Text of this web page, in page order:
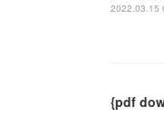
2022.03.15
{pdf